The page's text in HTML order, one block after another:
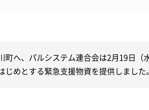
町へ、パルシステム連合会は2月19日（
めとする緊急支援物資を提供しました